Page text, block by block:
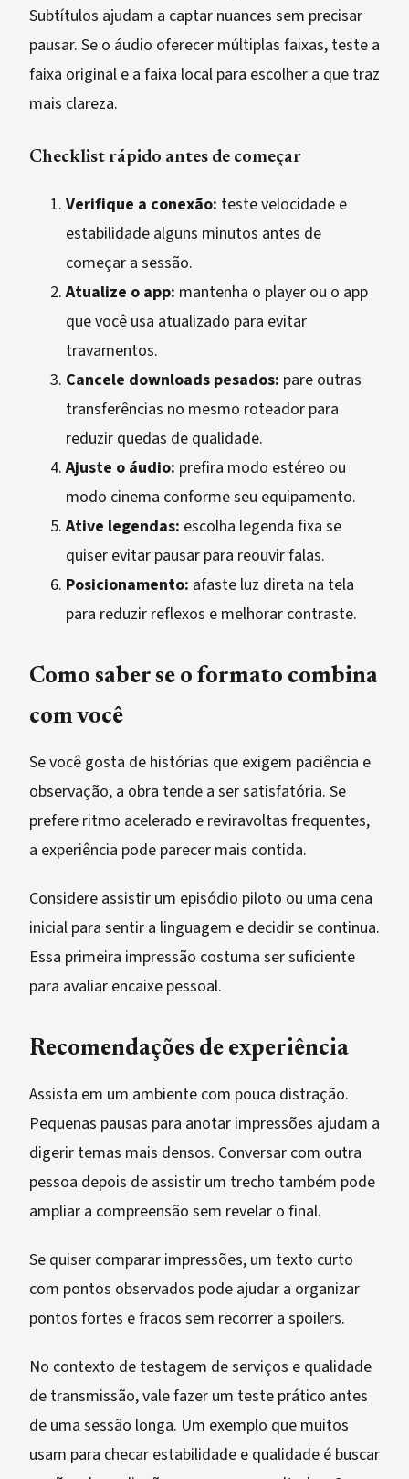
Subtítulos ajudam a captar nuances sem precisar
pausar. Se o áudio oferecer múltiplas faixas, teste a
faixa original e a faixa local para escolher a que traz
mais clareza.
Checklist rápido antes de começar
Verifique a conexão: teste velocidade e
estabilidade alguns minutos antes de
começar a sessão.
Atualize o app: mantenha o player ou o app
que você usa atualizado para evitar
travamentos.
Cancele downloads pesados: pare outras
transferências no mesmo roteador para
reduzir quedas de qualidade.
Ajuste o áudio: prefira modo estéreo ou
modo cinema conforme seu equipamento.
Ative legendas: escolha legenda fixa se
quiser evitar pausar para reouvir falas.
Posicionamento: afaste luz direta na tela
para reduzir reflexos e melhorar contraste.
Como saber se o formato combina
com você
Se você gosta de histórias que exigem paciência e
observação, a obra tende a ser satisfatória. Se
prefere ritmo acelerado e reviravoltas frequentes,
a experiência pode parecer mais contida.
Considere assistir um episódio piloto ou uma cena
inicial para sentir a linguagem e decidir se continua.
Essa primeira impressão costuma ser suficiente
para avaliar encaixe pessoal.
Recomendações de experiência
Assista em um ambiente com pouca distração.
Pequenas pausas para anotar impressões ajudam a
digerir temas mais densos. Conversar com outra
pessoa depois de assistir um trecho também pode
ampliar a compreensão sem revelar o final.
Se quiser comparar impressões, um texto curto
com pontos observados pode ajudar a organizar
pontos fortes e fracos sem recorrer a spoilers.
No contexto de testagem de serviços e qualidade
de transmissão, vale fazer um teste prático antes
de uma sessão longa. Um exemplo que muitos
usam para checar estabilidade e qualidade é buscar